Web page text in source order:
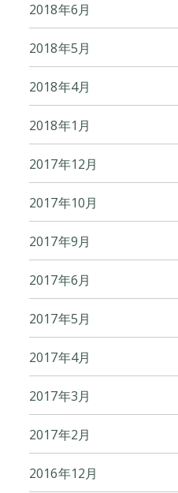
2018年6月
2018年5月
2018年4月
2018年1月
2017年12月
2017年10月
2017年9月
2017年6月
2017年5月
2017年4月
2017年3月
2017年2月
2016年12月